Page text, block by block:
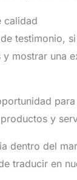
calidad
testimonio,
mostrar una
y
dentro del
traducir en